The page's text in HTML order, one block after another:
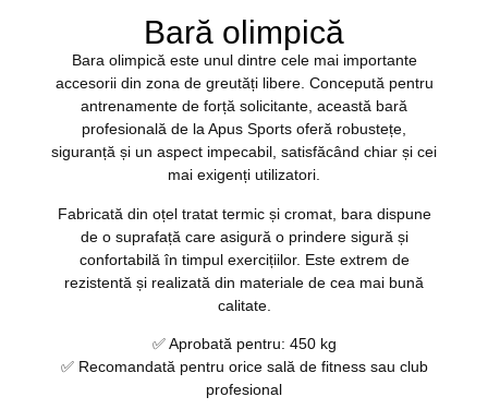
Bară olimpică
Bara olimpică este unul dintre cele mai importante
accesorii din zona de greutăți libere. Concepută pentru
antrenamente de forță solicitante, această bară
profesională de la Apus Sports oferă robustețe,
siguranță și un aspect impecabil, satisfăcând chiar și cei
mai exigenți utilizatori.
Fabricată din oțel tratat termic și cromat, bara dispune
de o suprafață care asigură o prindere sigură și
confortabilă în timpul exercițiilor. Este extrem de
rezistentă și realizată din materiale de cea mai bună
calitate.
✅ Aprobată pentru: 450 kg
✅ Recomandată pentru orice sală de fitness sau club
profesional